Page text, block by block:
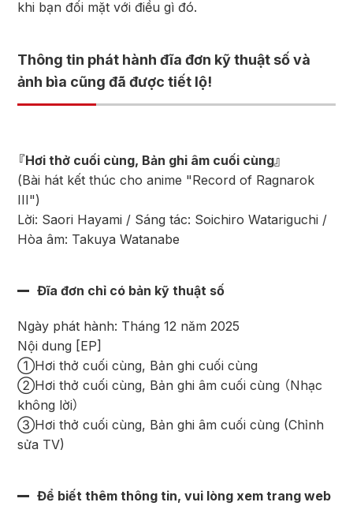
khi bạn đối mặt với điều gì đó.
Thông tin phát hành đĩa đơn kỹ thuật số và
ảnh bìa cũng đã được tiết lộ!
『Hơi thở cuối cùng, Bản ghi âm cuối cùng』
(Bài hát kết thúc cho anime "Record of Ragnarok
III")
Lời: Saori Hayami / Sáng tác: Soichiro Watariguchi /
Hòa âm: Takuya Watanabe
Đĩa đơn chỉ có bản kỹ thuật số
Ngày phát hành: Tháng 12 năm 2025
Nội dung [EP]
①Hơi thở cuối cùng, Bản ghi cuối cùng
②Hơi thở cuối cùng, Bản ghi âm cuối cùng （Nhạc
không lời）
③Hơi thở cuối cùng, Bản ghi âm cuối cùng (Chỉnh
sửa TV)
Để biết thêm thông tin, vui lòng xem trang web